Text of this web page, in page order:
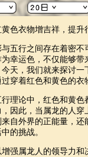
色衣物增吉祥，提升
五行之间存在着密不
幸运色，不仅能够带
天，我们就来探讨一
穿着红色和黄色的衣
理论中，红色和黄色
因此，当属龙的人穿
自外界的正能量，还
的挑战。
强属龙人的领导力和